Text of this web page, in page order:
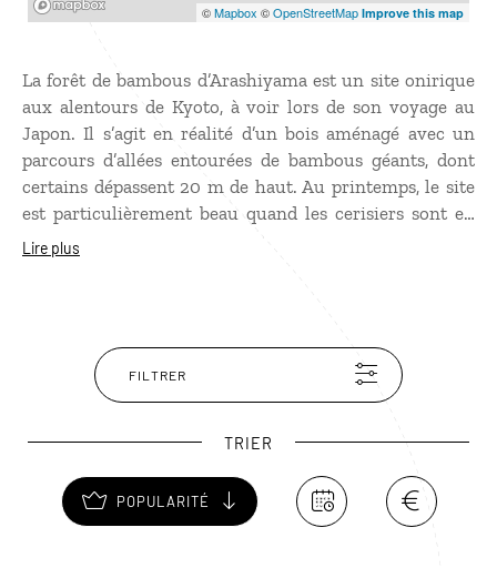
©Mapbox ©OpenStreetMap Improve this map
La forêt de bambous d’Arashiyama est un site onirique
aux alentours de Kyoto, à voir lors de son voyage au
Japon. Il s’agit en réalité d’un bois aménagé avec un
parcours d’allées entourées de bambous géants, dont
certains dépassent 20 m de haut. Au printemps, le site
est particulièrement beau quand les cerisiers sont en
fleurs. Le jeu de lumière dans les arbres est également
une ambiance quasi surnaturelle.
Lire plus
FILTRER
TRIER
POPULARITÉ